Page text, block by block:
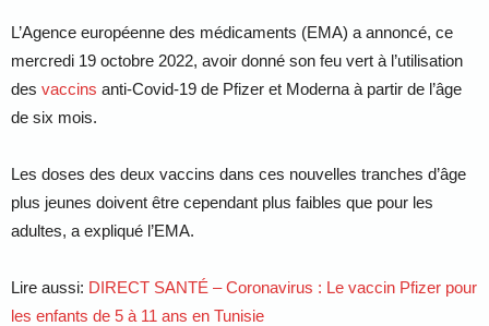
L’Agence européenne des médicaments (EMA) a annoncé, ce
mercredi 19 octobre 2022, avoir donné son feu vert à l’utilisation
des vaccins anti-Covid-19 de Pfizer et Moderna à partir de l’âge
de six mois.
Les doses des deux vaccins dans ces nouvelles tranches d’âge
plus jeunes doivent être cependant plus faibles que pour les
adultes, a expliqué l’EMA.
Lire aussi: DIRECT SANTÉ – Coronavirus : Le vaccin Pfizer pour
les enfants de 5 à 11 ans en Tunisie